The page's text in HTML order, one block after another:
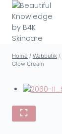
Skip
content
Home / Webbutik /
Glow Cream